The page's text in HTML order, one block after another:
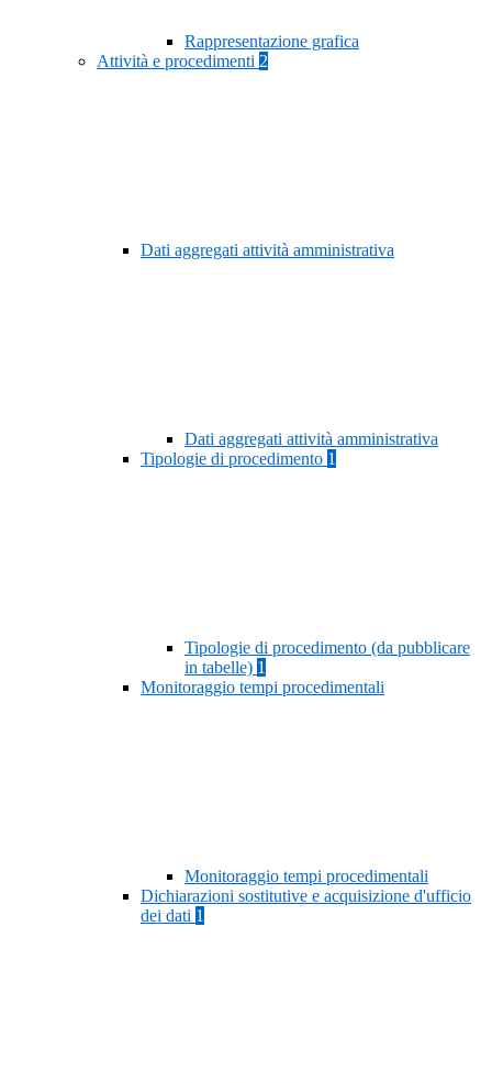
Rappresentazione grafica
Attività e procedimenti 2
Dati aggregati attività amministrativa
Dati aggregati attività amministrativa
Tipologie di procedimento 1
Tipologie di procedimento (da pubblicare
in tabelle) 1
Monitoraggio tempi procedimentali
Monitoraggio tempi procedimentali
Dichiarazioni sostitutive e acquisizione d'ufficio
dei dati 1